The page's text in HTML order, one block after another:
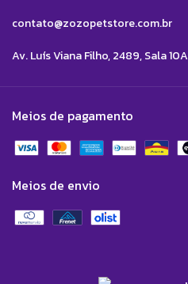
contato@zozopetstore.com.br
Av. Luís Viana Filho, 2489, Sala 10A
Meios de pagamento
Meios de envio